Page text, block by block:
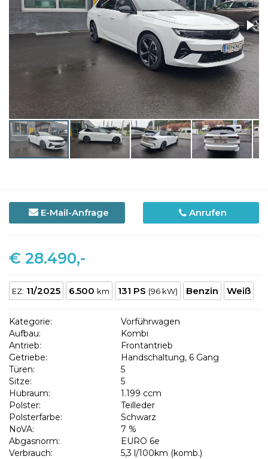
E-Mail-Anfrage Anrufen
€ 28.490,-
EZ: 11/2025 6.500 km 131 PS (96 kW) Benzin Weiß
Kategorie:
Vorführwagen
Aufbau:
Kombi
Antrieb:
Frontantrieb
Getriebe:
Handschaltung, 6 Gang
Türen:
5
Sitze:
5
Hubraum:
1.199 ccm
Polster:
Teilleder
Polsterfarbe:
Schwarz
NoVA:
7 %
Abgasnorm:
EURO 6e
Verbrauch:
5,3 l/100km (komb.)